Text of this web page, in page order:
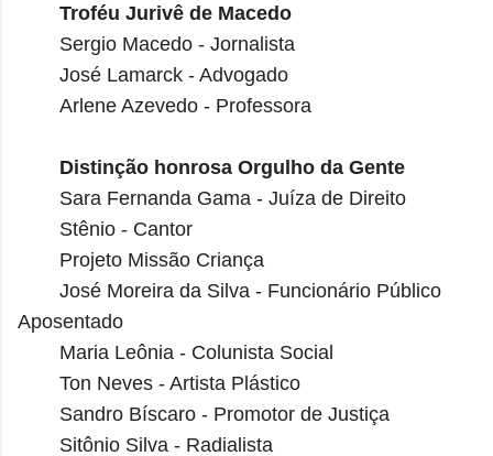
Troféu Jurivê de Macedo
Sergio Macedo - Jornalista
José Lamarck - Advogado
Arlene Azevedo - Professora
Distinção honrosa Orgulho da Gente
Sara Fernanda Gama - Juíza de Direito
Stênio - Cantor
Projeto Missão Criança
José Moreira da Silva - Funcionário Público
Aposentado
Maria Leônia - Colunista Social
Ton Neves - Artista Plástico
Sandro Bíscaro - Promotor de Justiça
Sitônio Silva - Radialista